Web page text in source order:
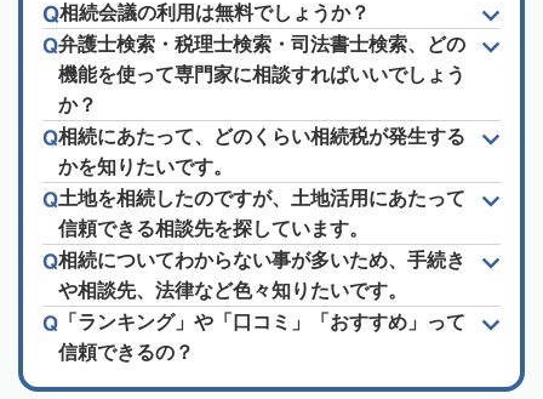
相続会議の利用は無料でしょうか？
弁護士検索・税理士検索・司法書士検索、どの
機能を使って専門家に相談すればいいでしょう
か？
相続にあたって、どのくらい相続税が発生する
かを知りたいです。
土地を相続したのですが、土地活用にあたって
信頼できる相談先を探しています。
相続についてわからない事が多いため、手続き
や相談先、法律など色々知りたいです。
「ランキング」や「口コミ」「おすすめ」って
信頼できるの？